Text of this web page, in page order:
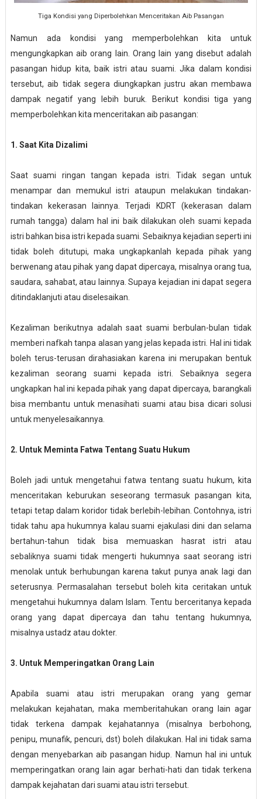
Tiga Kondisi yang Diperbolehkan Menceritakan Aib Pasangan
Namun ada kondisi yang memperbolehkan kita untuk
mengungkapkan aib orang lain. Orang lain yang disebut adalah
pasangan hidup kita, baik istri atau suami. Jika dalam kondisi
tersebut, aib tidak segera diungkapkan justru akan membawa
dampak negatif yang lebih buruk. Berikut kondisi tiga yang
memperbolehkan kita menceritakan aib pasangan:
1. Saat Kita Dizalimi
Saat suami ringan tangan kepada istri. Tidak segan untuk
menampar dan memukul istri ataupun melakukan tindakan-
tindakan kekerasan lainnya. Terjadi KDRT (kekerasan dalam
rumah tangga) dalam hal ini baik dilakukan oleh suami kepada
istri bahkan bisa istri kepada suami. Sebaiknya kejadian seperti ini
tidak boleh ditutupi, maka ungkapkanlah kepada pihak yang
berwenang atau pihak yang dapat dipercaya, misalnya orang tua,
saudara, sahabat, atau lainnya. Supaya kejadian ini dapat segera
ditindaklanjuti atau diselesaikan.
Kezaliman berikutnya adalah saat suami berbulan-bulan tidak
memberi nafkah tanpa alasan yang jelas kepada istri. Hal ini tidak
boleh terus-terusan dirahasiakan karena ini merupakan bentuk
kezaliman seorang suami kepada istri. Sebaiknya segera
ungkapkan hal ini kepada pihak yang dapat dipercaya, barangkali
bisa membantu untuk menasihati suami atau bisa dicari solusi
untuk menyelesaikannya.
2. Untuk Meminta Fatwa Tentang Suatu Hukum
Boleh jadi untuk mengetahui fatwa tentang suatu hukum, kita
menceritakan keburukan seseorang termasuk pasangan kita,
tetapi tetap dalam koridor tidak berlebih-lebihan. Contohnya, istri
tidak tahu apa hukumnya kalau suami ejakulasi dini dan selama
bertahun-tahun tidak bisa memuaskan hasrat istri atau
sebaliknya suami tidak mengerti hukumnya saat seorang istri
menolak untuk berhubungan karena takut punya anak lagi dan
seterusnya. Permasalahan tersebut boleh kita ceritakan untuk
mengetahui hukumnya dalam Islam. Tentu berceritanya kepada
orang yang dapat dipercaya dan tahu tentang hukumnya,
misalnya ustadz atau dokter.
3. Untuk Memperingatkan Orang Lain
Apabila suami atau istri merupakan orang yang gemar
melakukan kejahatan, maka memberitahukan orang lain agar
tidak terkena dampak kejahatannya (misalnya berbohong,
penipu, munafik, pencuri, dst) boleh dilakukan. Hal ini tidak sama
dengan menyebarkan aib pasangan hidup. Namun hal ini untuk
memperingatkan orang lain agar berhati-hati dan tidak terkena
dampak kejahatan dari suami atau istri tersebut.